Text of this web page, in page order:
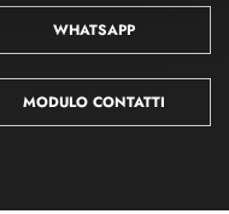
WHATSAPP
MODULO CONTATTI